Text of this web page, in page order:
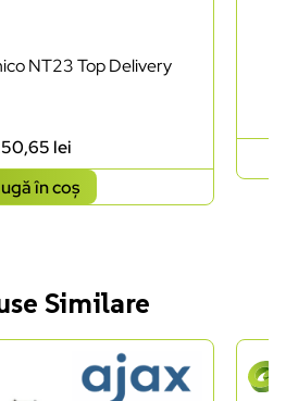
NT23 Top Delivery
lei
în coș
Similare